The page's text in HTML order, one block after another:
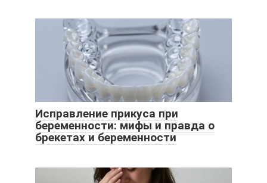
Исправление прикуса при
беременности: мифы и правда о
брекетах и беременности